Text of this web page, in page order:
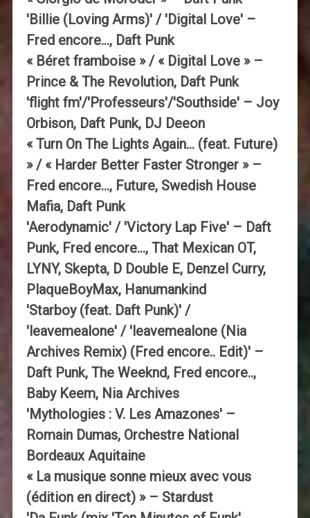
'Billie (Loving Arms)' / 'Digital Love' –
Fred encore…, Daft Punk
« Béret framboise » / « Digital Love » –
Prince & The Revolution, Daft Punk
'flight fm'/'Professeurs'/'Southside' – Joy
Orbison, Daft Punk, DJ Deeon
« Turn On The Lights Again… (feat. Future)
» / « Harder Better Faster Stronger » –
Fred encore…, Future, Swedish House
Mafia, Daft Punk
'Aerodynamic' / 'Victory Lap Five' – Daft
Punk, Fred encore…, That Mexican OT,
LYNY, Skepta, D Double E, Denzel Curry,
PlaqueBoyMax, Hanumankind
'Starboy (feat. Daft Punk)' /
'leavemealone' / 'leavemealone (Nia
Archives Remix) (Fred encore.. Edit)' –
Daft Punk, The Weeknd, Fred encore..,
Baby Keem, Nia Archives
'Mythologies : V. Les Amazones' –
Romain Dumas, Orchestre National
Bordeaux Aquitaine
« La musique sonne mieux avec vous
(édition en direct) » – Stardust